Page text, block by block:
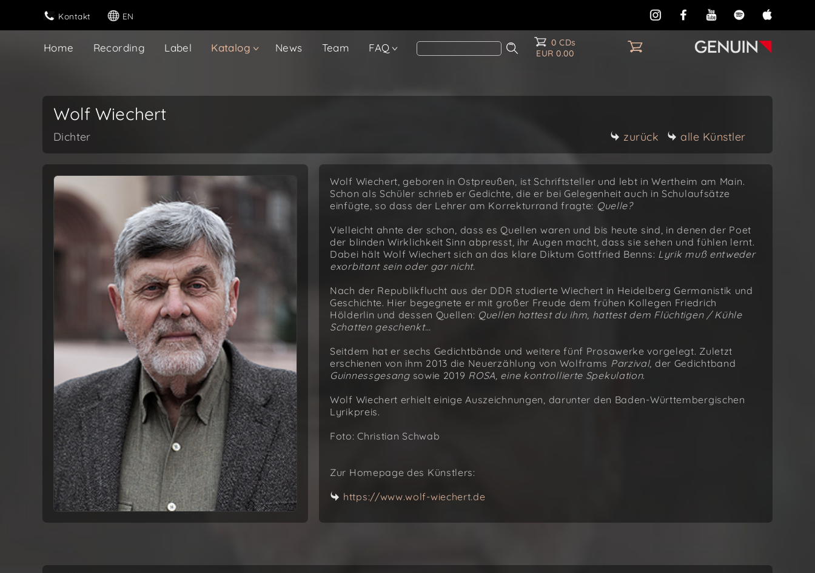
Kontakt EN
Home Recording Label Katalog News Team FAQ
0 CDs
EUR 0.00
Wolf Wiechert
Dichter zurück alle Künstler
Wolf Wiechert, geboren in Ostpreußen, ist Schriftsteller und lebt in Wertheim am Main.
Schon als Schüler schrieb er Gedichte, die er bei Gelegenheit auch in Schulaufsätze
einfügte, so dass der Lehrer am Korrekturrand fragte: Quelle?
Vielleicht ahnte der schon, dass es Quellen waren und bis heute sind, in denen der Poet
der blinden Wirklichkeit Sinn abpresst, ihr Augen macht, dass sie sehen und fühlen lernt.
Dabei hält Wolf Wiechert sich an das klare Diktum Gottfried Benns: Lyrik muß entweder
exorbitant sein oder gar nicht.
Nach der Republikflucht aus der DDR studierte Wiechert in Heidelberg Germanistik und
Geschichte. Hier begegnete er mit großer Freude dem frühen Kollegen Friedrich
Hölderlin und dessen Quellen: Quellen hattest du ihm, hattest dem Flüchtigen / Kühle
Schatten geschenkt…
Seitdem hat er sechs Gedichtbände und weitere fünf Prosawerke vorgelegt. Zuletzt
erschienen von ihm 2013 die Neuerzählung von Wolframs Parzival, der Gedichtband
Guinnessgesangsowie 2019 ROSA, eine kontrollierte Spekulation.
Wolf Wiechert erhielt einige Auszeichnungen, darunter den Baden-Württembergischen
Lyrikpreis.
Foto: Christian Schwab
Zur Homepage des Künstlers:
https://www.wolf-wiechert.de